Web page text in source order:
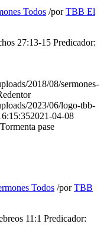
Todos /porTBB El
27:13-15 Predicador:
2018/08/sermones-
2023/06/logo-tbb-
2021-04-08
pase
Todos /porTBB
11:1 Predicador: